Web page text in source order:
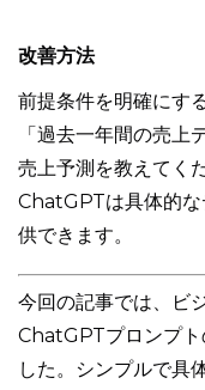
改善方法
前提条件を明確にす
「過去一年間の売上
売上予測を教えてく
ChatGPTは具体的な
供できます。
今回の記事では、ビ
ChatGPTプロンプト
した。シンプルで具